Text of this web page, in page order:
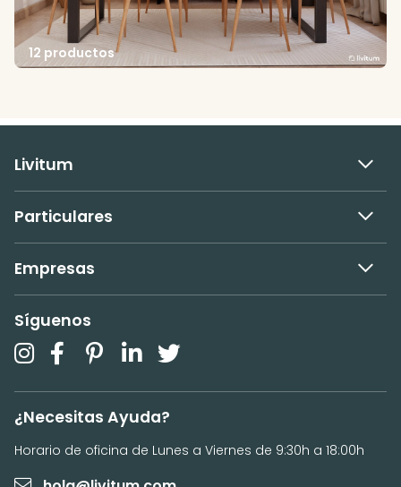
12 productos
Livitum
Particulares
Empresas
Síguenos
¿Necesitas Ayuda?
Horario de oficina de Lunes a Viernes de 9:30h a 18:00h